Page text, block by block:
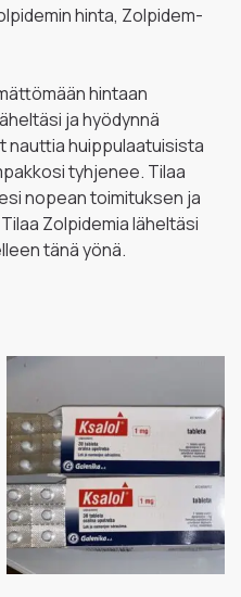
hinta, Zolpidem-
hintaan
ja hyödynnä
nauttia huippulaatuisista
tyhjenee. Tilaa
nopean toimituksen ja
Zolpidemia läheltäsi
tänä yönä.